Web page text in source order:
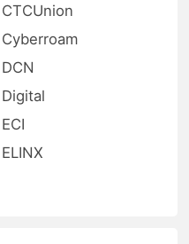
CTCUnion
Cyberroam
DCN
Digital
ECI
ELINX